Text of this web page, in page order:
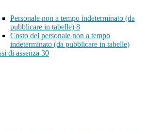
Personale non a tempo indeterminato (da
pubblicare in tabelle) 8
Costo del personale non a tempo
indeterminato (da pubblicare in tabelle)
di assenza 30